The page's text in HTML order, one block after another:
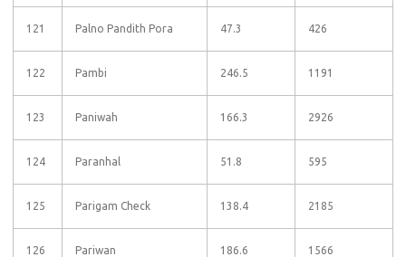
121 Palno Pandith Pora 47.3 426
122 Pambi 246.5 1191
123 Paniwah 166.3 2926
124 Paranhal 51.8 595
125 Parigam Check 138.4 2185
126 Pariwan 186.6 1566